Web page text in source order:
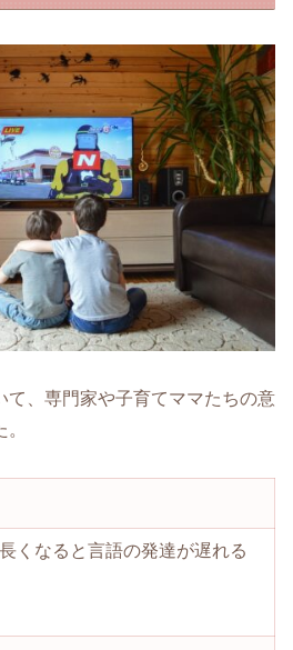
て、専門家や子育てママたちの意
くなると言語の発達が遅れる